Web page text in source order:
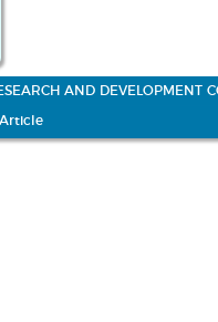
AND DEVELOPMENT
Article